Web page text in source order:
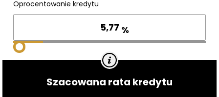
Oprocentowanie kredytu
%
Szacowana rata kredytu